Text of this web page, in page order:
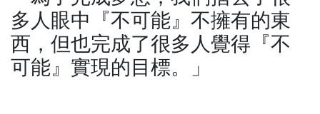
多人眼中『不可能』不擁有的東
西，但也完成了很多人覺得『不
可能』實現的目標。」